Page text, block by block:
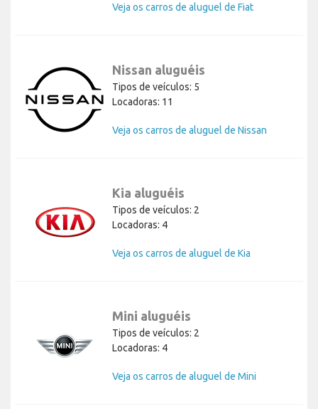
Veja os carros de aluguel de Fiat
Nissan aluguéis
Tipos de veículos: 5
Locadoras: 11
Veja os carros de aluguel de Nissan
Kia aluguéis
Tipos de veículos: 2
Locadoras: 4
Veja os carros de aluguel de Kia
Mini aluguéis
Tipos de veículos: 2
Locadoras: 4
Veja os carros de aluguel de Mini